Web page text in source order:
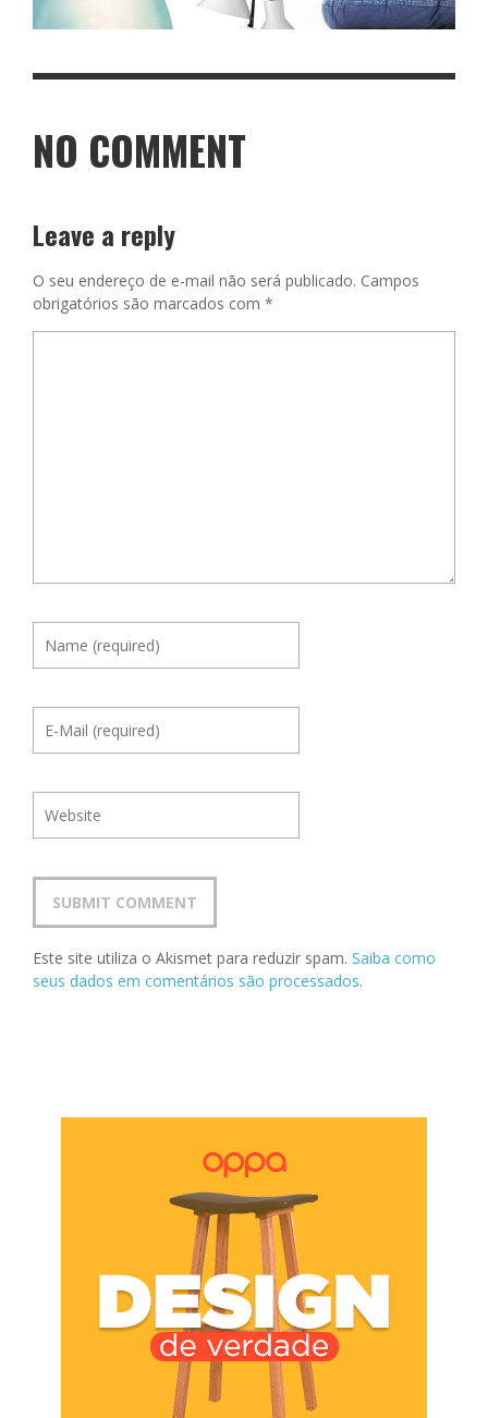
NO COMMENT
Leave a reply
O seu endereço de e-mail não será publicado. Campos
obrigatórios são marcados com *
Este site utiliza o Akismet para reduzir spam. Saiba como
seus dados em comentários são processados.